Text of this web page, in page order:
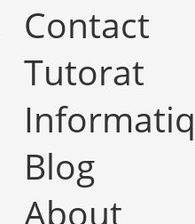
Contact
Tutorat
Blog
About